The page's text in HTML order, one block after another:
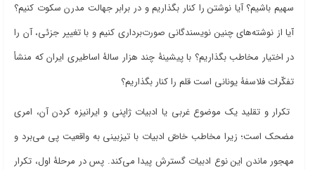
سهیم باشیم؟ آیا نوشتن را کنار بگذاریم و در برابر جهالت مدرن سکوت کنیم؟
آیا از نوشتههای چنین نویسندگانی صورتبرداری کنیم و با تغییر جزئی، آن را
در اختیار مخاطب بگذاریم؟ با پیشینۀ چند هزار سالۀ اساطیری ایران که منشأ
تفکّرات فلاسفۀ یونانی است قلم را کنار بگذاریم؟
تکرار و تقلید یک موضوع غربی یا ادبیات ژاپنی و ایرانیزه کردن آن، امری
مضحک است؛ زیرا مخاطب خاصّ ادبیات با تیزبینی به واقعیت پی میبرد و
مهجور ماندن این نوع ادبیات گسترش پیدا میکند. پس در مرحلۀ اول، تکرار